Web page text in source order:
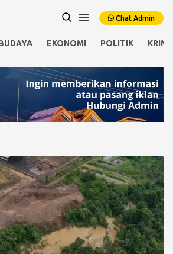
Chat Admin
EKONOMI POLITIK